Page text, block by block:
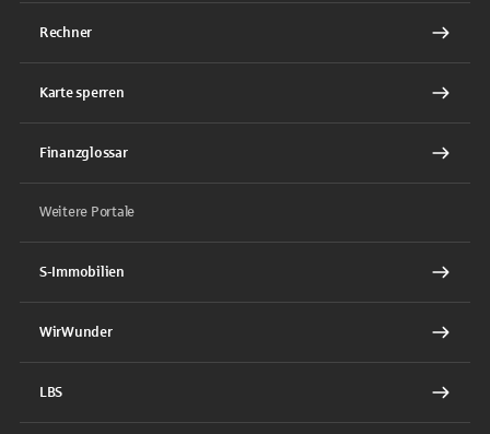
Rechner
Karte sperren
Finanzglossar
Weitere Portale
S-Immobilien
WirWunder
LBS